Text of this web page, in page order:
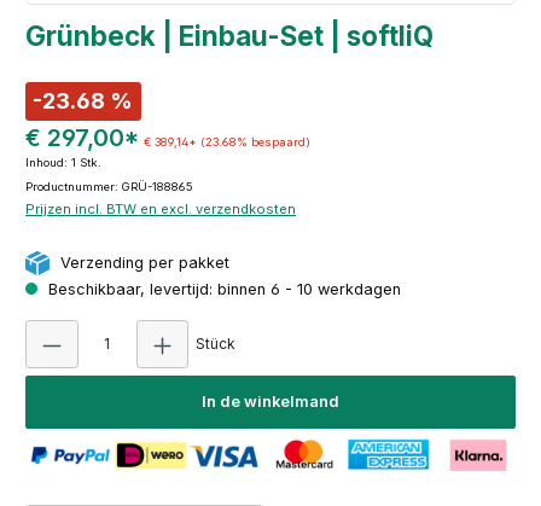
Grünbeck | Einbau-Set | softliQ
-23.68 %
€ 297,00* € 389,14* (23.68% bespaard)
Inhoud: 1 Stk.
Productnummer: GRÜ-188865
Prijzen incl. BTW en excl. verzendkosten
Verzending per pakket
Beschikbaar, levertijd: binnen 6 - 10 werkdagen
Stück
In de winkelmand